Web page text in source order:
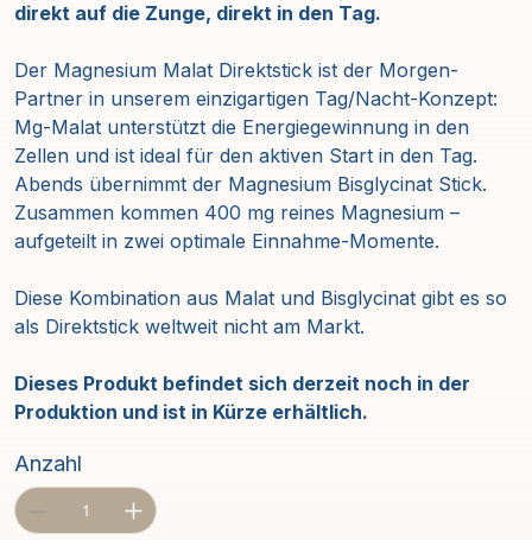
direkt auf die Zunge, direkt in den Tag.
Der Magnesium Malat Direktstick ist der Morgen-
Partner in unserem einzigartigen Tag/Nacht-Konzept:
Mg-Malat unterstützt die Energiegewinnung in den
Zellen und ist ideal für den aktiven Start in den Tag.
Abends übernimmt der Magnesium Bisglycinat Stick.
Zusammen kommen 400 mg reines Magnesium –
aufgeteilt in zwei optimale Einnahme-Momente.
Diese Kombination aus Malat und Bisglycinat gibt es so
als Direktstick weltweit nicht am Markt.
Dieses Produkt befindet sich derzeit noch in der
Produktion und ist in Kürze erhältlich.
Anzahl